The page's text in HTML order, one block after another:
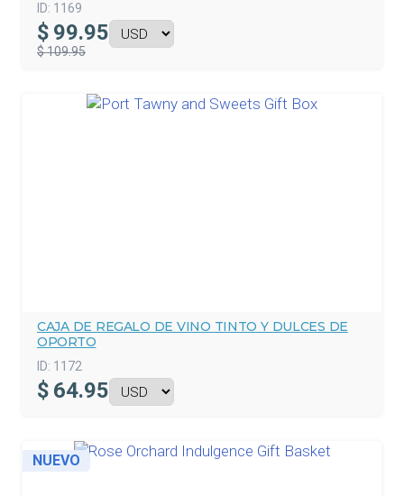
ID: 1169
$ 99.95
$ 109.95
CAJA DE REGALO DE VINO TINTO Y DULCES DE
OPORTO
ID: 1172
$ 64.95
NUEVO